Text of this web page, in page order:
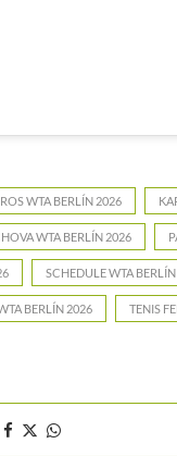
WTA BERLÍN 2026
WTA BERLÍN 2026
SCHEDULE WTA
BERLÍN 2026 TENIS